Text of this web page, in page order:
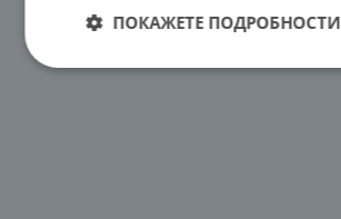
ПОКАЖЕТЕ ПОДРОБНОСТИ